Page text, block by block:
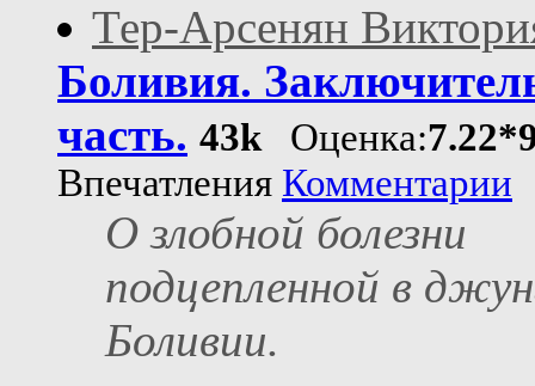
Тер-Арсенян
Боливия.
часть. 43kОценка:
Впечатления Комментарии
О злобной болезни
подцепленной в
Боливии.